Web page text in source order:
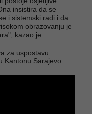
insistira da se
i sistemski radi i da
obrazovanju je
kazao je.
za uspostavu
Kantonu Sarajevo.